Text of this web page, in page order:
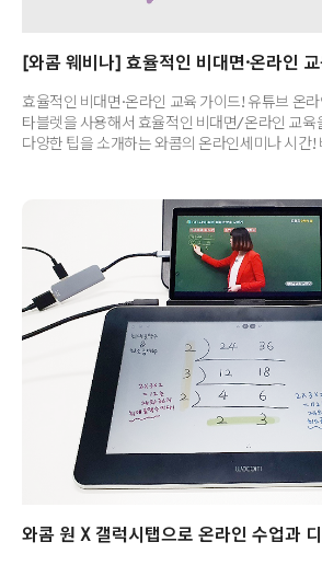
효율적인 비대면·온라인 교육 가이드! 유튜브 온
타블렛을 사용해서 효율적인 비대면/온라인 교육
다양한 팁을 소개하는 와콤의 온라인세미나 시간!
기기로도 사랑받고 있어요. 이에 와콤은 꾸준히 웨
교사와 강사, 학생, 교육 산업 종사자들을 위해 온
타블렛을 사용하는 꿀팁을 공유하고 있습니다. 이
확인할 수 있도록 세 번의 교육 세미나를 정리했어
유튜브 계정에 업로드되어있으며, 누구나 자유롭
아래 삽입된 동영상..
와콤 원 X 갤럭시탭으로 온라인 수업과